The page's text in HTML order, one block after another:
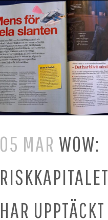
05 MAR WOW:
RISKKAPITALET
HAR UPPTÄCKT